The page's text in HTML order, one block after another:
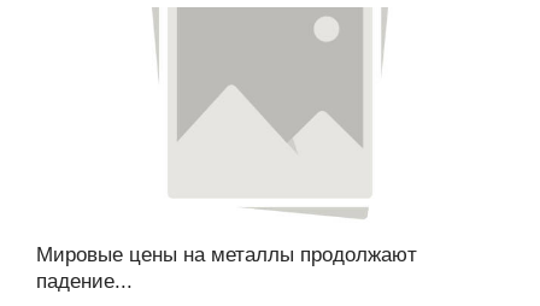
Мировые цены на металлы продолжают
падение...